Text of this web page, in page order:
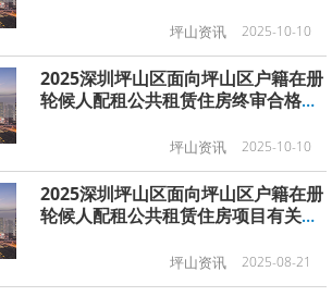
坪山资讯 2025-10-10
2025深圳坪山区面向坪山区户籍在册
轮候人配租公共租赁住房终审合格认
坪山资讯 2025-10-10
2025深圳坪山区面向坪山区户籍在册
轮候人配租公共租赁住房项目有关事
坪山资讯 2025-08-21